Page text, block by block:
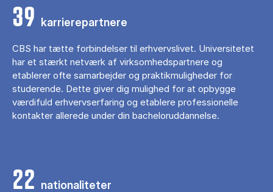
39 karrierepartnere
CBS har tætte forbindelser til erhvervslivet. Universitetet
har et stærkt netværk af virksomhedspartnere og
etablerer ofte samarbejder og praktikmuligheder for
studerende. Dette giver dig mulighed for at opbygge
værdifuld erhvervserfaring og etablere professionelle
kontakter allerede under din bacheloruddannelse.
22 nationaliteter